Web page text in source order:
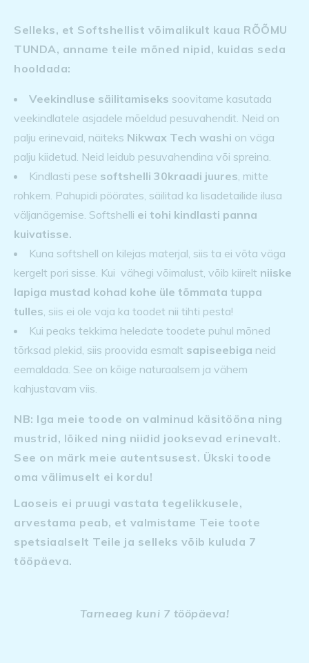
Selleks, et Softshellist võimalikult kaua RÕÕMU
TUNDA, anname teile mõned nipid, kuidas seda
hooldada:
Veekindluse säilitamiseks soovitame kasutada
veekindlatele asjadele mõeldud pesuvahendit. Neid on
palju erinevaid, näiteks Nikwax Tech washi on väga
palju kiidetud. Neid leidub pesuvahendina või spreina.
Kindlasti pese softshelli 30kraadi juures , mitte
rohkem. Pahupidi pöörates, säilitad ka lisadetailide ilusa
väljanägemise. Softshelli ei tohi kindlasti panna
kuivatisse.
Kuna softshell on kilejas materjal, siis ta ei võta väga
kergelt pori sisse. Kui vähegi võimalust, võib kiirelt niiske
lapiga mustad kohad kohe üle tõmmata tuppa
tulles , siis ei ole vaja ka toodet nii tihti pesta!
Kui peaks tekkima heledate toodete puhul mõned
tõrksad plekid, siis proovida esmalt sapiseebiga neid
eemaldada. See on kõige naturaalsem ja vähem
kahjustavam viis.
NB: Iga meie toode on valminud käsitööna ning
mustrid, lõiked ning niidid jooksevad erinevalt.
See on märk meie autentsusest. Ükski toode
oma välimuselt ei kordu!
Laoseis ei pruugi vastata tegelikkusele,
arvestama peab, et valmistame Teie toote
spetsiaalselt Teile ja selleks võib kuluda 7
tööpäeva.
Tarneaeg kuni 7 tööpäeva!